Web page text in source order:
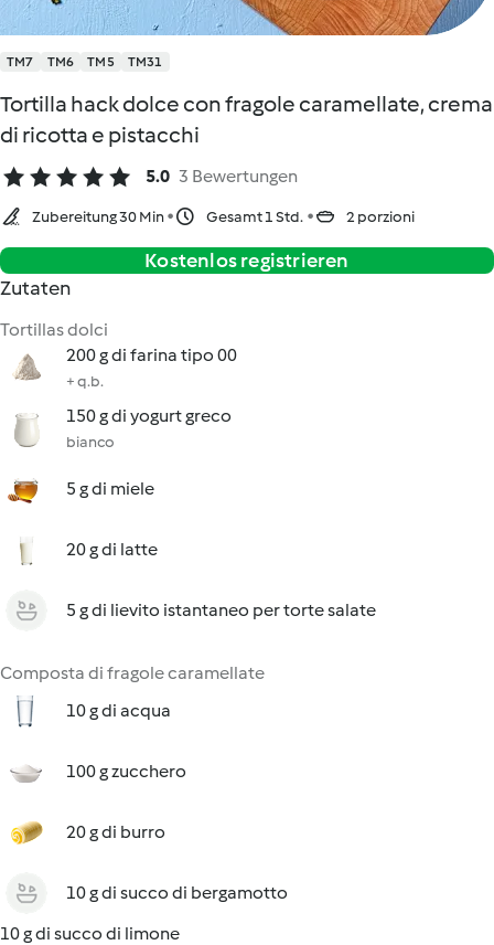
TM7 TM6 TM5 TM31
Tortilla hack dolce con fragole caramellate, crema
di ricotta e pistacchi
5.0 3 Bewertungen
Zubereitung 30 Min Gesamt 1 Std. 2 porzioni
Kostenlos registrieren
Zutaten
Tortillas dolci
200 g di farina tipo 00
+ q.b.
150 g di yogurt greco
bianco
5 g di miele
20 g di latte
5 g di lievito istantaneo per torte salate
Composta di fragole caramellate
10 g di acqua
100 g zucchero
20 g di burro
10 g di succo di bergamotto
10 g di succo di limone